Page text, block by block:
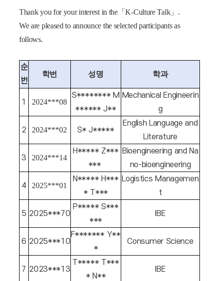
Thank you for your interest in the「K-Culture Talk」.
We are pleased to announce the selected participants as
follows.
순
번
학번 성명 학과
1 2024***08
S******** M
****** J**
Mechanical Engineerin
g
2 2024***02 S* J*****
English Language and
Literature
3 2024***14
H***** Z***
***
Bioengineering and Na
no-bioengineering
4 2025***01
N***** H***
* T***
Logistics Managemen
t
5 2025***70
P***** S***
***
IBE
6 2025***10
F******* Y**
*
Consumer Science
7 2023***13
T***** T***
* N**
IBE